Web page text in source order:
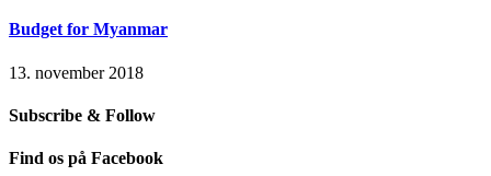
Budget for Myanmar
13. november 2018
Subscribe & Follow
Find os på Facebook